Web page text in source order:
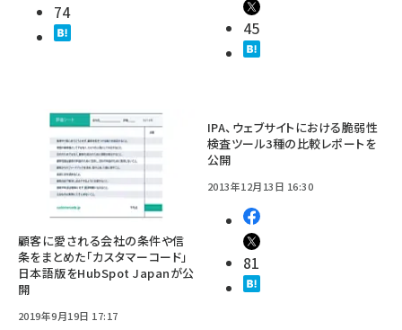
74
45
顧客に愛される会社の条件や信
条をまとめた「カスタマーコード」
日本語版をHubSpot Japanが公
開
2019年9月19日 17:17
IPA、ウェブサイトにおける脆弱性
検査ツール3種の比較レポートを
公開
2013年12月13日 16:30
81